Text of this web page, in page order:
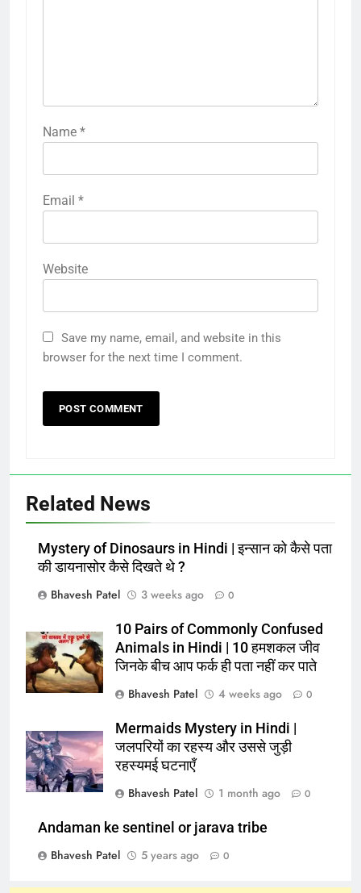
Name *
Email *
Website
Save my name, email, and website in this
browser for the next time I comment.
Related News
Mystery of Dinosaurs in Hindi | इन्सान को कैसे पता
की डायनासोर कैसे दिखते थे ?
Bhavesh Patel
3 weeks ago 0
10 Pairs of Commonly Confused
Animals in Hindi | 10 हमशकल जीव
जिनके बीच आप फर्क ही पता नहीं कर पाते
Bhavesh Patel
4 weeks ago 0
Mermaids Mystery in Hindi |
जलपरियों का रहस्य और उससे जुड़ी
रहस्यमई घटनाएँ
Bhavesh Patel
1 month ago 0
Andaman ke sentinel or jarava tribe
Bhavesh Patel
5 years ago 0